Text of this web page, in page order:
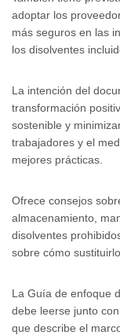
adoptar los
más seguros en las
los disolventes
La intención del
transformación
sostenible y
trabajadores y el
mejores prácticas.
Ofrece consejos
almacenamiento,
disolventes
sobre cómo
La Guía de enfoque
debe leerse junto
que describe el